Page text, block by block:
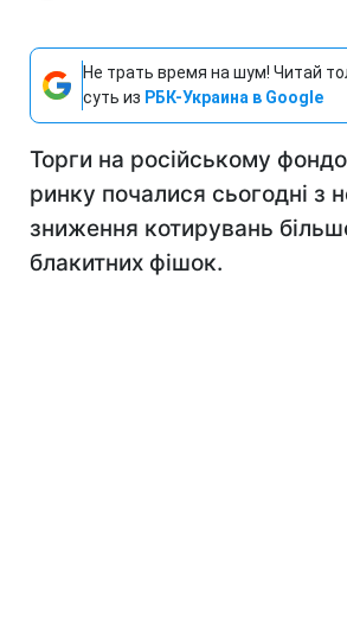
Не трать время на шум! Читай
суть из РБК-Украина в Google
Торги на російському
ринку почалися сьогодні з
зниження котирувань
блакитних фішок.